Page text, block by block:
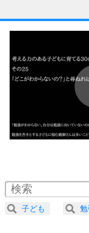
1
4
2.0倍速 （
2.5倍速 （
3.0倍速 （
子ども